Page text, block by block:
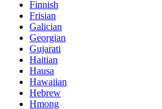
Finnish
Frisian
Galician
Georgian
Gujarati
Haitian
Hausa
Hawaiian
Hebrew
Hmong